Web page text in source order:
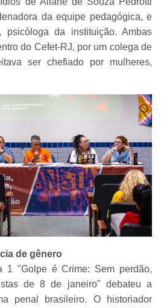
da equipe pedagógica, e
psicóloga da instituição. Ambas
do Cefet-RJ, por um colega de
ser chefiado por mulheres,
de gênero
1 "Golpe é Crime: Sem perdão,
de 8 de janeiro" debateu a
penal brasileiro. O historiador